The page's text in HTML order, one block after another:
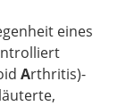
eines
Arthritis)-